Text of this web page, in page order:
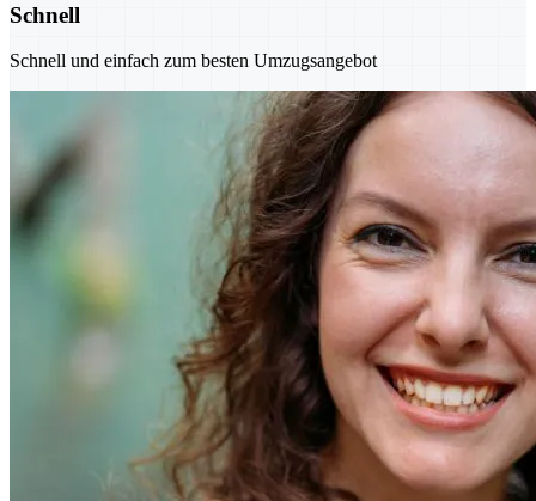
Schnell
Schnell und einfach zum besten Umzugsangebot